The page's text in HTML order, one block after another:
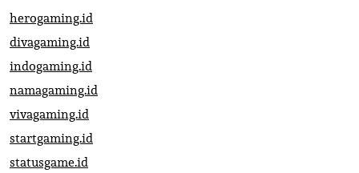
herogaming.id
divagaming.id
indogaming.id
namagaming.id
vivagaming.id
startgaming.id
statusgame.id